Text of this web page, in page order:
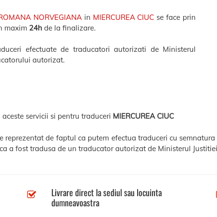
NORVEGIANA in MIERCUREA CIUC se face prin
maxim 24h de la finalizare.
efectuate de traducatori autorizati de Ministerul
autorizat.
servicii si pentru traduceri MIERCUREA CIUC
reprezentat de faptul ca putem efectua traduceri cu
a fost tradusa de un traducator autorizat de Ministerul
Livrare direct la sediul sau locuinta
dumneavoastra